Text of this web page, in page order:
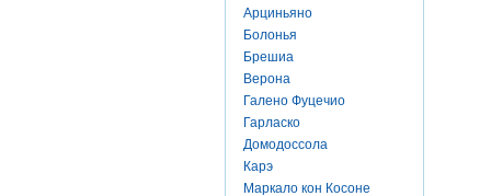
Арциньяно
Болонья
Брешиа
Верона
Галено Фуцечио
Гарласко
Домодоссола
Карэ
Маркало кон Косоне